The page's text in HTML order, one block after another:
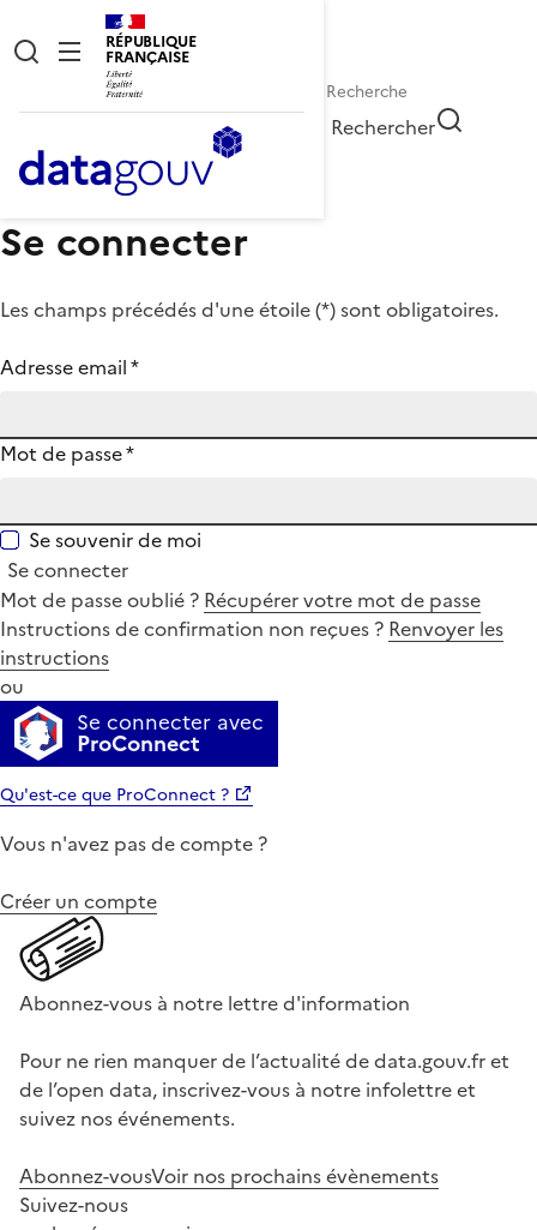
RÉPUBLIQUE
FRANÇAISE
Rechercher
Se connecter
Les champs précédés d'une étoile (*) sont obligatoires.
Adresse email*
Mot de passe*
Se souvenir de moi
Se connecter
Mot de passe oublié ? Récupérer votre mot de passe
Instructions de confirmation non reçues ? Renvoyer les
instructions
ou
Se connecter avec
ProConnect
Qu'est-ce que ProConnect ?
Vous n'avez pas de compte ?
Créer un compte
Abonnez-vous à notre lettre d'information
Pour ne rien manquer de l’actualité de data.gouv.fr et
de l’open data, inscrivez-vous à notre infolettre et
suivez nos événements.
Abonnez-vousVoir nos prochains évènements
Suivez-nous